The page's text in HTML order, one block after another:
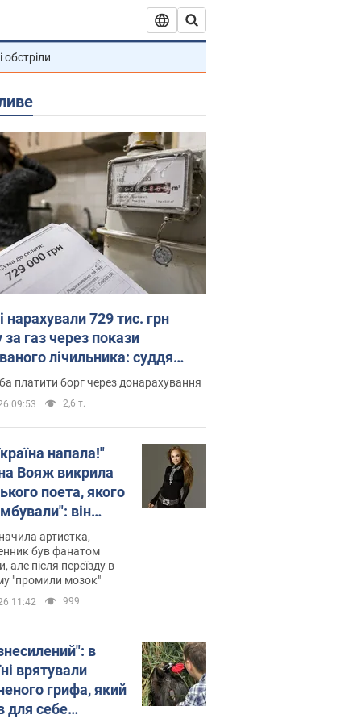
обстріли
нарахували 729 тис. грн
за газ через покази
лічильника: суддя
неочікуване рішення
платити борг через донарахування
09:53 2,6 т.
напала!"
Вояж викрила
поета, якого
він
російської не
тепер хоче
українців
артистка,
був фанатом
але після переїзду в
"промили мозок"
11:42 999
в
врятували
грифа, який
для себе